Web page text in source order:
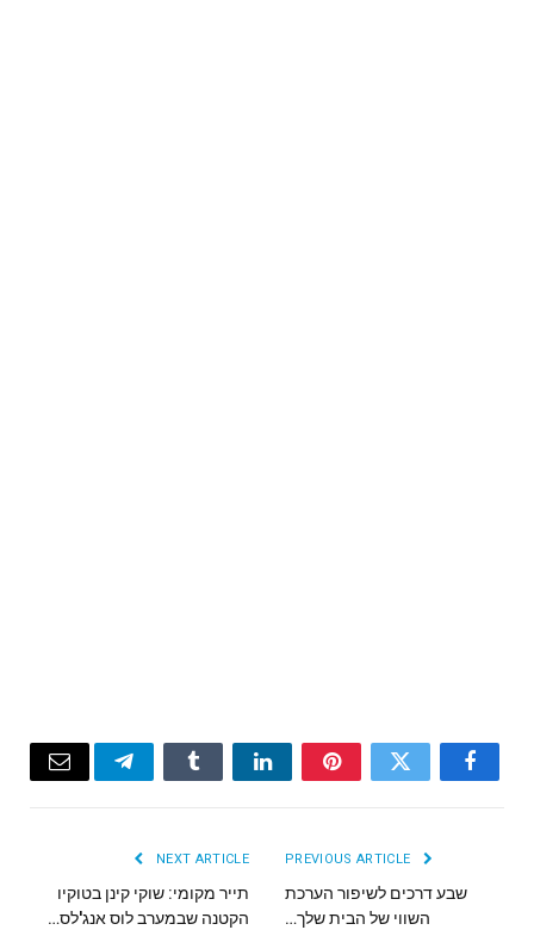
Facebook
Twitter
Pinterest
LinkedIn
Tumblr
Telegram
Email
שבע דרכים לשיפור הערכת
השווי של הבית שלך…
NEXT ARTICLE
תייר מקומי: שוקי קינן בטוקיו
הקטנה שבמערב לוס אנג'לס…